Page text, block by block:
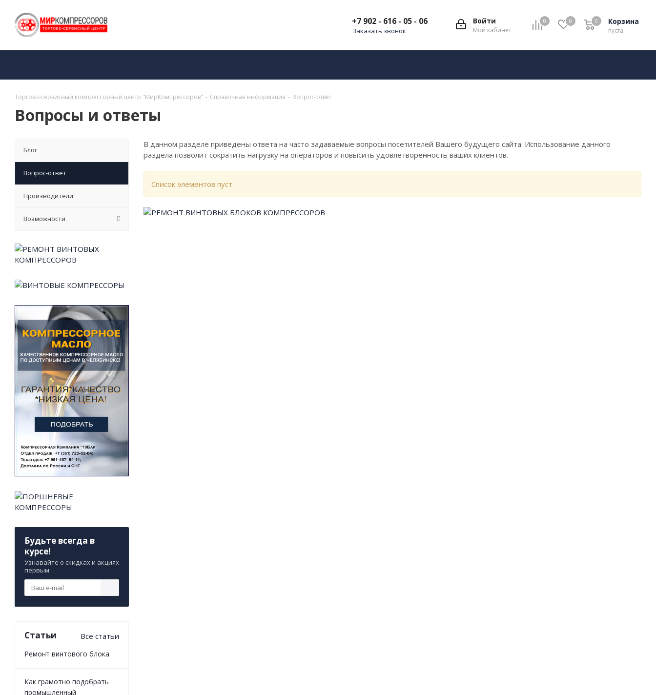
0 0 Корзина
пуста
0
Войти
Мой кабинет
+7 902 - 616 - 05 - 06
Заказать звонок
Торгово-сервисный компрессорный центр "МирКомпрессоров" - Справочная информация - Вопрос-ответ
Вопросы и ответы
В данном разделе приведены ответа на часто задаваемые вопросы посетителей Вашего будущего сайта. Использование данного
раздела позволит сократить нагрузку на операторов и повысить удовлетворенность ваших клиентов.
Список элементов пуст
Блог
Вопрос-ответ
Производители
Возможности
Будьте всегда в
курсе!
Узнавайте о скидках и акциях
первым
Статьи Все статьи
Ремонт винтового блока
Как грамотно подобрать
промышленный